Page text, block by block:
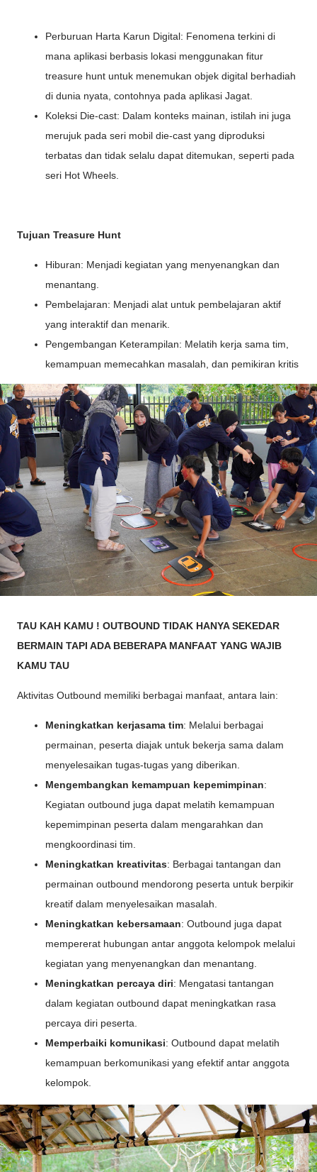
Perburuan Harta Karun Digital: Fenomena terkini di
mana aplikasi berbasis lokasi menggunakan fitur
treasure hunt untuk menemukan objek digital berhadiah
di dunia nyata, contohnya pada aplikasi Jagat.
Koleksi Die-cast: Dalam konteks mainan, istilah ini juga
merujuk pada seri mobil die-cast yang diproduksi
terbatas dan tidak selalu dapat ditemukan, seperti pada
seri Hot Wheels.
Tujuan Treasure Hunt
Hiburan: Menjadi kegiatan yang menyenangkan dan
menantang.
Pembelajaran: Menjadi alat untuk pembelajaran aktif
yang interaktif dan menarik.
Pengembangan Keterampilan: Melatih kerja sama tim,
kemampuan memecahkan masalah, dan pemikiran kritis
TAU KAH KAMU ! OUTBOUND TIDAK HANYA SEKEDAR
BERMAIN TAPI ADA BEBERAPA MANFAAT YANG WAJIB
KAMU TAU
Aktivitas Outbound memiliki berbagai manfaat, antara lain:
Meningkatkan kerjasama tim: Melalui berbagai
permainan, peserta diajak untuk bekerja sama dalam
menyelesaikan tugas-tugas yang diberikan.
Mengembangkan kemampuan kepemimpinan:
Kegiatan outbound juga dapat melatih kemampuan
kepemimpinan peserta dalam mengarahkan dan
mengkoordinasi tim.
Meningkatkan kreativitas: Berbagai tantangan dan
permainan outbound mendorong peserta untuk berpikir
kreatif dalam menyelesaikan masalah.
Meningkatkan kebersamaan: Outbound juga dapat
mempererat hubungan antar anggota kelompok melalui
kegiatan yang menyenangkan dan menantang.
Meningkatkan percaya diri: Mengatasi tantangan
dalam kegiatan outbound dapat meningkatkan rasa
percaya diri peserta.
Memperbaiki komunikasi: Outbound dapat melatih
kemampuan berkomunikasi yang efektif antar anggota
kelompok.